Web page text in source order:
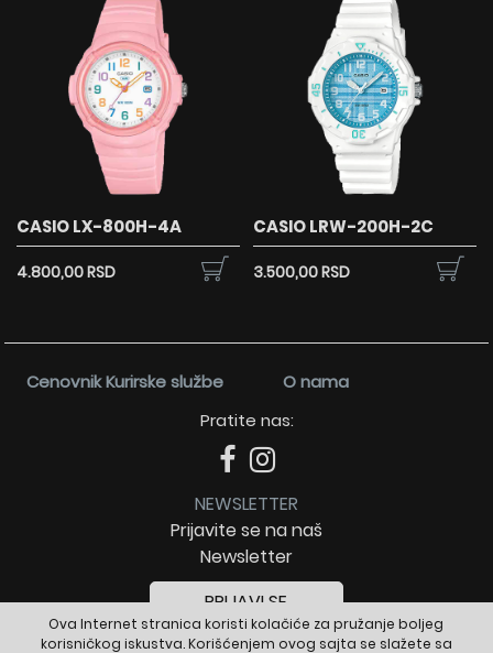
Ova Internet stranica koristi kolačiće za pružanje boljeg
korisničkog iskustva. Korišćenjem ovog sajta se slažete sa
CASIO LX-800H-4A
4.800,00 RSD
CASIO LRW-200H-2C
3.500,00 RSD
Cenovnik Kurirske službe
O nama
Pratite nas:
NEWSLETTER
Prijavite se na naš
Newsletter
PRIJAVI SE